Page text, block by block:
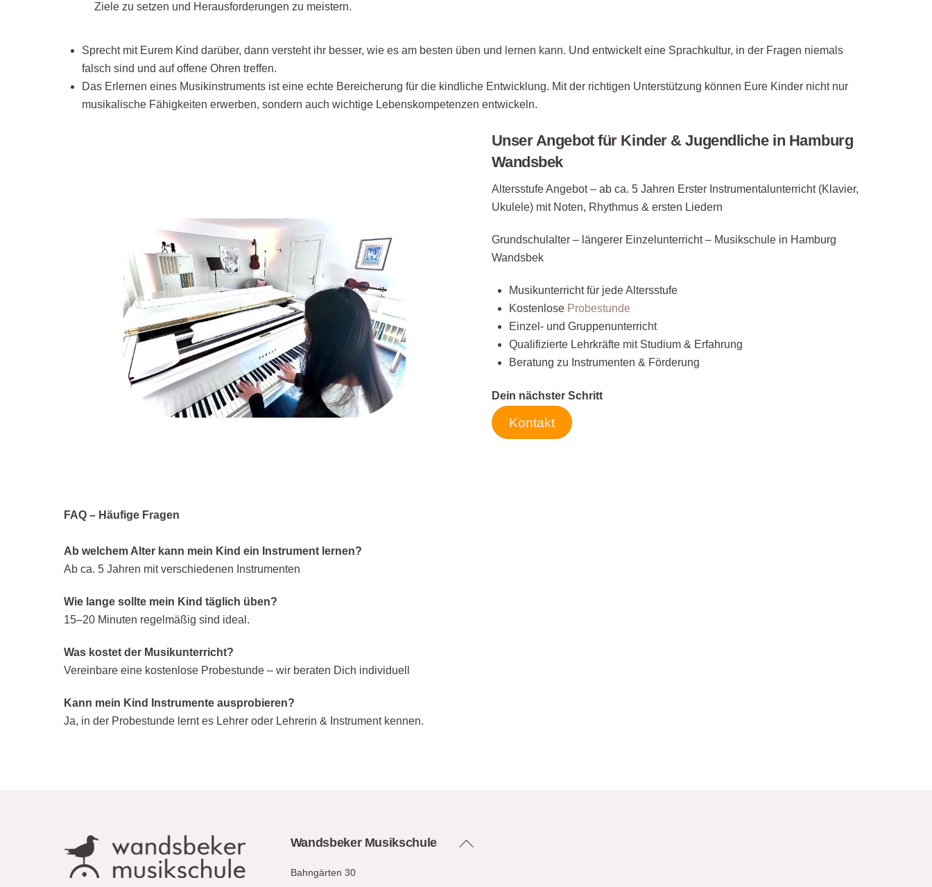
Ziele zu setzen und Herausforderungen zu meistern.
Sprecht mit Eurem Kind darüber, dann versteht ihr besser, wie es am besten üben und lernen kann. Und entwickelt eine Sprachkultur, in der Fragen niemals
falsch sind und auf offene Ohren treffen.
Das Erlernen eines Musikinstruments ist eine echte Bereicherung für die kindliche Entwicklung. Mit der richtigen Unterstützung können Eure Kinder nicht nur
musikalische Fähigkeiten erwerben, sondern auch wichtige Lebenskompetenzen entwickeln.
Unser Angebot für Kinder & Jugendliche in Hamburg
Wandsbek
Altersstufe Angebot – ab ca. 5 Jahren Erster Instrumentalunterricht (Klavier,
Ukulele) mit Noten, Rhythmus & ersten Liedern
Grundschulalter – längerer Einzelunterricht – Musikschule in Hamburg
Wandsbek
Musikunterricht für jede Altersstufe
Kostenlose Probestunde
Einzel- und Gruppenunterricht
Qualifizierte Lehrkräfte mit Studium & Erfahrung
Beratung zu Instrumenten & Förderung
Dein nächster Schritt
Kontakt
FAQ – Häufige Fragen
Ab welchem Alter kann mein Kind ein Instrument lernen?
Ab ca. 5 Jahren mit verschiedenen Instrumenten
Wie lange sollte mein Kind täglich üben?
15–20 Minuten regelmäßig sind ideal.
Was kostet der Musikunterricht?
Vereinbare eine kostenlose Probestunde – wir beraten Dich individuell
Kann mein Kind Instrumente ausprobieren?
Ja, in der Probestunde lernt es Lehrer oder Lehrerin & Instrument kennen.
Back
Wandsbeker Musikschule
Bahngärten 30